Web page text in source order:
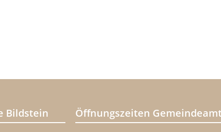
Bildstein Öffnungszeiten